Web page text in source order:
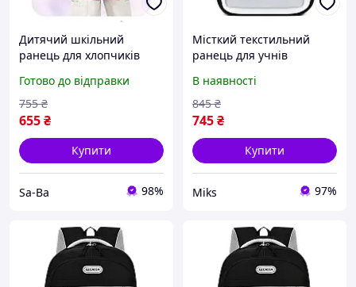
Дитячий шкільний
ранець для хлопчиків
екскаватором для
початкових класів школи
садка подорожей
прогулянок
Готово до відправки
655₴
755 ₴
Купити
Sa-Ba 98%
Місткий текстильний
ранець для учнів
хлопчиків і дівчаток
В наявності
745₴
845 ₴
Купити
Miks 97%